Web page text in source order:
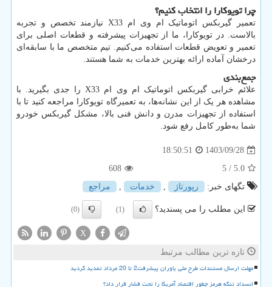
چرا تویوکارا را انتخاب کنیم؟
تعمیر گیربکس اتوماتیک ام وی ام X33 نیازمند تخصص و تجربه
بالاست. در تویوکارا، ما از تجهیزات پیشرفته و قطعات اصلی برای
تعمیر و تعویض قطعات استفاده می‌کنیم. تیم متخصص ما با سابقه‌ای
درخشان آماده ارائه بهترین خدمات به شما هستند.
جمع‌بندی
علائم خرابی گیربکس اتوماتیک ام وی ام X33 را جدی بگیرید. با
مشاهده هر یک از این نشانه‌ها، به تعمیرگاه تویوکارا مراجعه کنید تا با
استفاده از تجهیزات مدرن و دانش فنی بالا، مشکل گیربکس خودرو
شما به‌طور کامل رفع شود.
1403/09/28
18:50:51
5.0
/ 5
608
تگهای خبر:
رپورتاژ , خدمات , مراجع
این مطلب را می پسندید؟ (1)
(0)
X
تازه ترین مطالب مرتبط
مهلت ارسال مستندات طرح ملی یاوران پیشرفت2 تا 20 مرداد تمدید گردید
انسداد تنگه هرمز چطور اقتصاد آمریکا را تحت فشار قرار داد؟